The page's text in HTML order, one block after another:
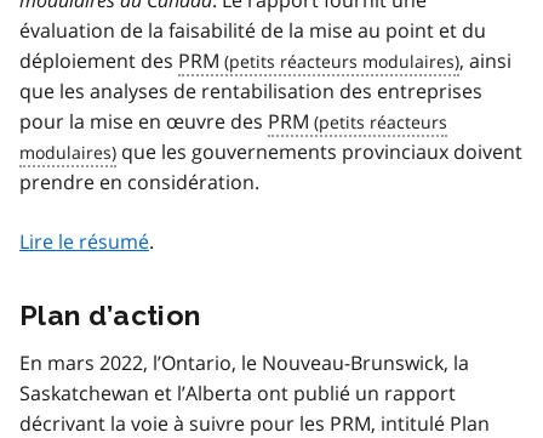
évaluation de la faisabilité de la mise au point et du
déploiement des PRM
, ainsi
que les analyses de rentabilisation des entreprises
pour la mise en œuvre des PRM
que les gouvernements provinciaux doivent
prendre en considération.
Lire le résumé.
Plan d’action
En mars 2022, l’Ontario, le Nouveau-Brunswick, la
Saskatchewan et l’Alberta ont publié un rapport
décrivant la voie à suivre pour les PRM, intitulé Plan